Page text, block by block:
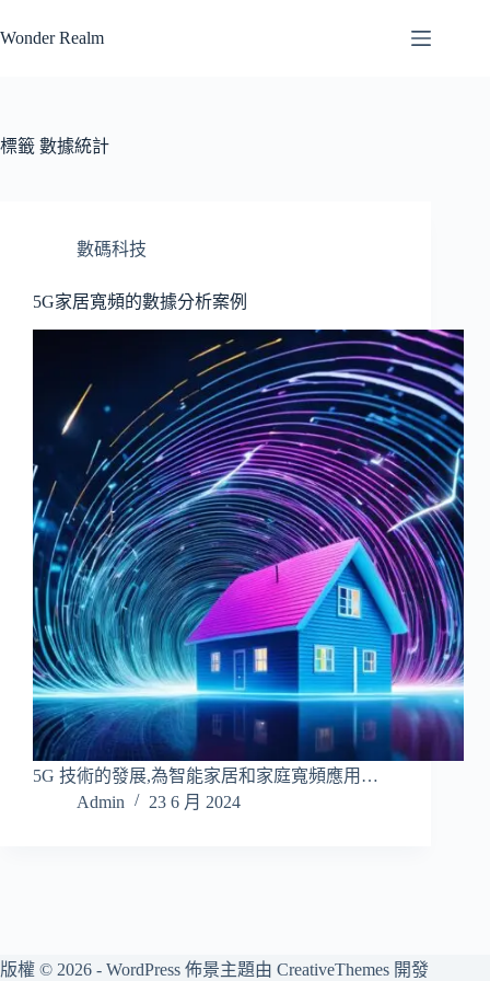
至
容
Wonder Realm
標籤 數據統計
數碼科技
5G家居寬頻的數據分析案例
5G 技術的發展,為智能家居和家庭寬頻應用…
Admin
23 6 月 2024
版權 © 2026 - WordPress 佈景主題由 CreativeThemes 開發